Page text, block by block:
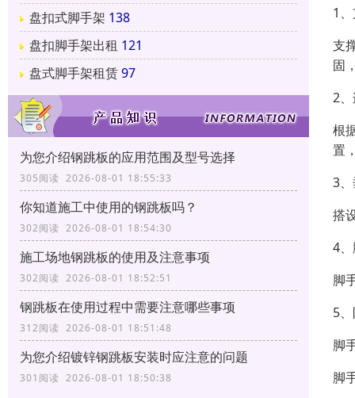
盘扣式脚手架 138
盘扣脚手架出租 121
盘式脚手架租赁97
为您介绍钢跳板的应用范围及型号选择
305阅读 2026-08-01 18:55:33
你知道施工中使用的钢跳板吗？
302阅读 2026-08-01 18:54:30
施工场地钢跳板的使用及注意事项
302阅读 2026-08-01 18:52:51
钢跳板在使用过程中需要注意哪些事项
312阅读 2026-08-01 18:51:48
为您介绍镀锌钢跳板安装时应注意的问题
301阅读 2026-08-01 18:50:38
1
支
固
2
根
置
3
搭
4
脚
5
脚
脚